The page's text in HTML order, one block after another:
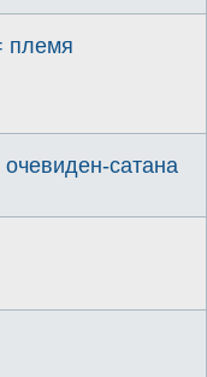
племя
сатана